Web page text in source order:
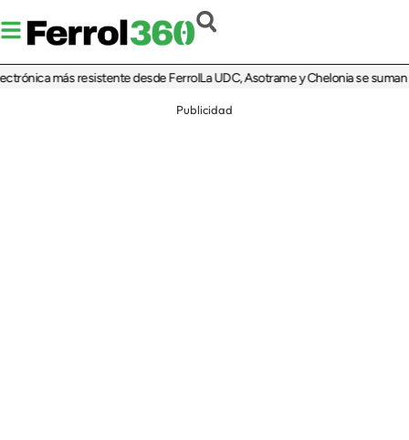
más resistente desde FerrolLa UDC, Asotrame y Chelonia se suman al
Publicidad